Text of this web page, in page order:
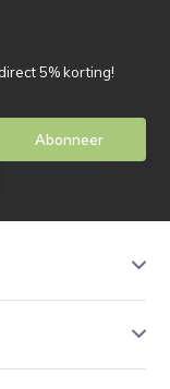
5% korting!
Abonneer